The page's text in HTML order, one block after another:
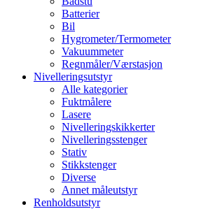
Batterier
Bil
Hygrometer/Termometer
Vakuummeter
Regnmåler/Værstasjon
Nivelleringsutstyr
Alle kategorier
Fuktmålere
Lasere
Nivelleringskikkerter
Nivelleringsstenger
Stativ
Stikkstenger
Diverse
Annet måleutstyr
Renholdsutstyr